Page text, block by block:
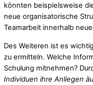
könnten beispielsweise
neue organisatorische
Teamarbeit innerhalb
Des Weiteren ist es
zu ermitteln. Welche
Schulung mitnehmen?
Individuen ihre Anliegen